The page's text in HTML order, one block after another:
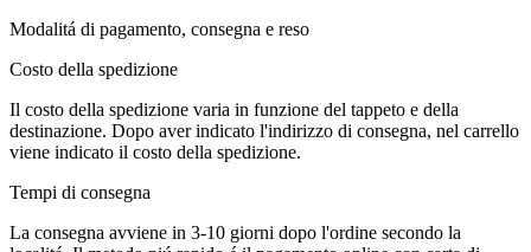
Modalitá di pagamento, consegna e reso
Costo della spedizione
Il costo della spedizione varia in funzione del tappeto e della
destinazione. Dopo aver indicato l'indirizzo di consegna, nel carrello
viene indicato il costo della spedizione.
Tempi di consegna
La consegna avviene in 3-10 giorni dopo l'ordine secondo la